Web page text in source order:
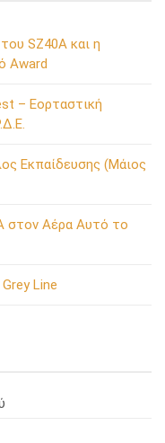
SZ40A και η
Award
– Εορταστική
Εκπαίδευσης (Μάιος
στον Αέρα Αυτό το
Line